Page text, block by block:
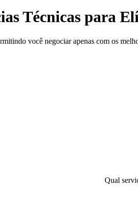
Técnicas para
você negociar apenas com os
Qual